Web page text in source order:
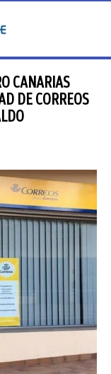
CANARIAS
DE CORREOS